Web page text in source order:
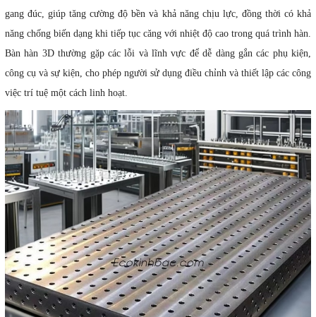
gang đúc, giúp tăng cường độ bền và khả năng chịu lực, đồng thời có khả
năng chống biến dạng khi tiếp tục căng với nhiệt độ cao trong quá trình hàn.
Bàn hàn 3D thường gặp các lỗi và lĩnh vực để dễ dàng gắn các phụ kiện,
công cụ và sự kiện, cho phép người sử dụng điều chỉnh và thiết lập các công
việc trí tuệ một cách linh hoạt.